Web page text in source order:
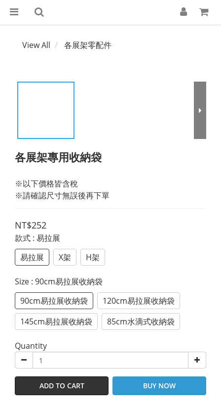
View All 各展架零配件
各展架專用收納袋
※以下價格皆含稅
※請確認尺寸無誤後再下單
NT$252
款式 : 易拉展
易拉展
X架 H架
Size : 90cm易拉展收納袋
90cm易拉展收納袋
120cm易拉展收納袋
145cm易拉展收納袋
85cm水滴式收納袋
Quantity
ADD TO CART BUY NOW